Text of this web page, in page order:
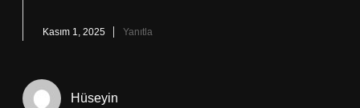
Kasım 1, 2025 Yanıtla
Hüseyin